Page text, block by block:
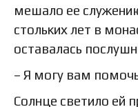
мешало ее
стольких лет в
оставалась
– Я могу вам
Солнце светило ей